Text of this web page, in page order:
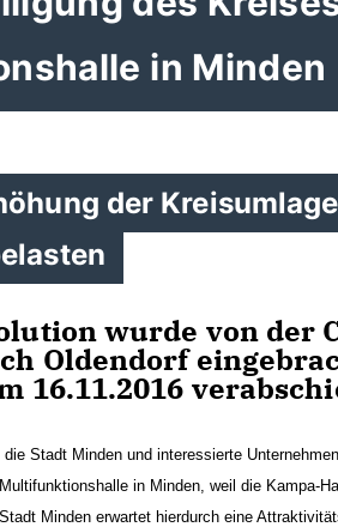
in Minden
der
wurde von der
Oldendorf
16.11.2016
die Stadt Minden und interessierte
in Minden, weil die Kampa-
Minden erwartet hierdurch eine